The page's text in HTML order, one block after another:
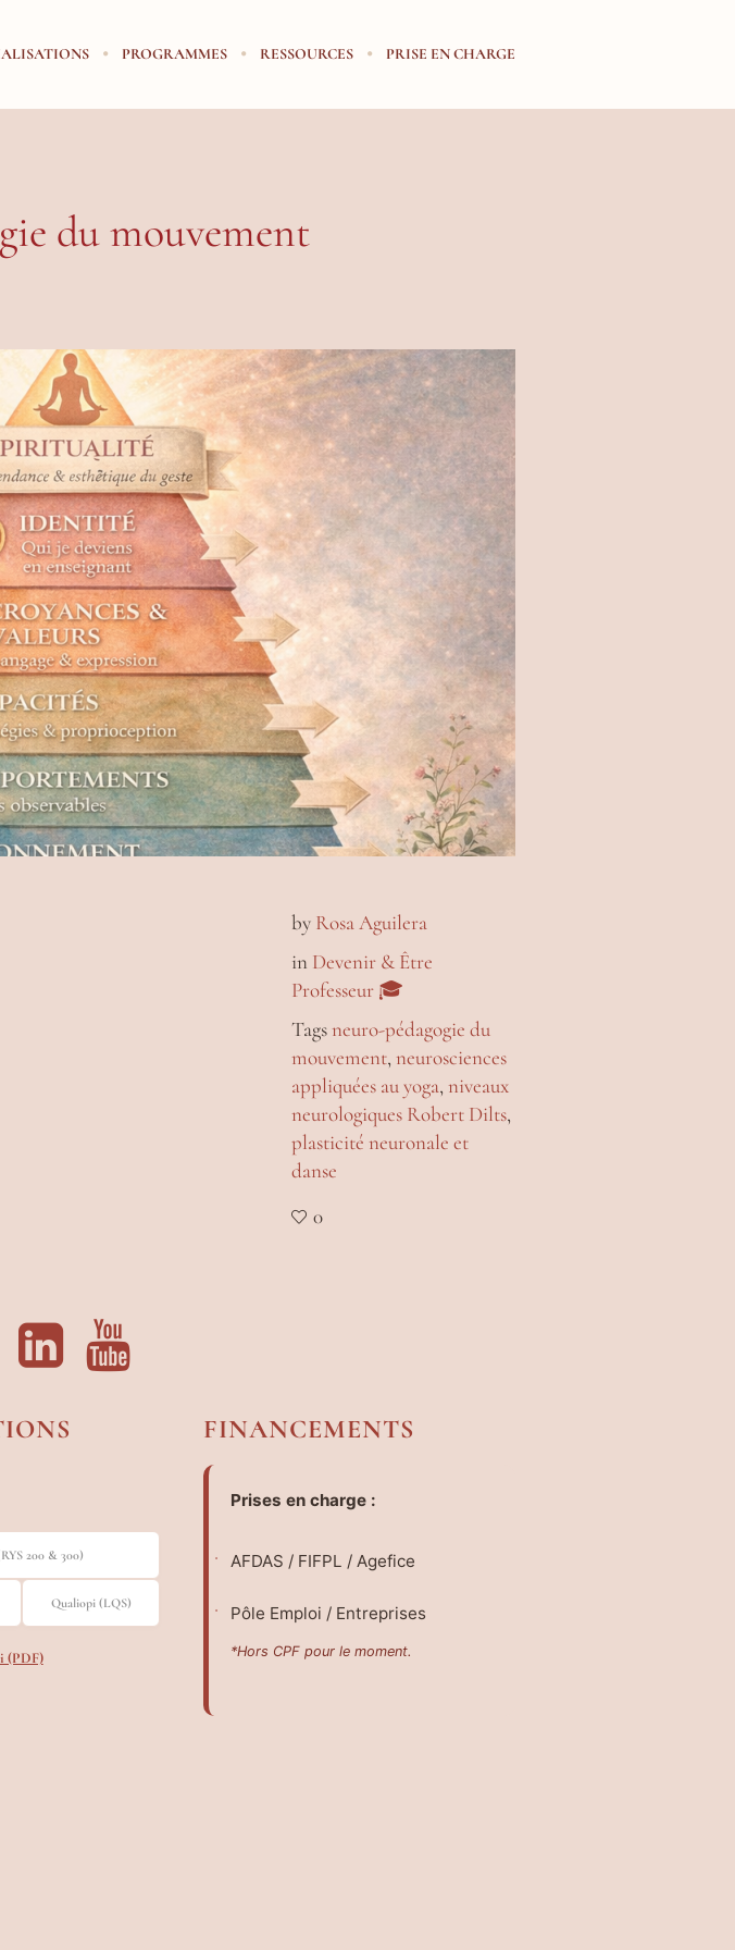
PROGRAMMES RESSOURCES PRISE EN CHARGE
du mouvement
by Rosa Aguilera
in Devenir & Être
Professeur 🎓
Tagsneuro-pédagogie du
mouvement, neurosciences
appliquées au yoga, niveaux
neurologiques Robert Dilts,
plasticité neuronale et
danse
0
200 & 300)
Qualiopi (LQS)
(PDF)
FINANCEMENTS
Prises en charge :
AFDAS / FIFPL / Agefice
Pôle Emploi / Entreprises
*Hors CPF pour le moment.